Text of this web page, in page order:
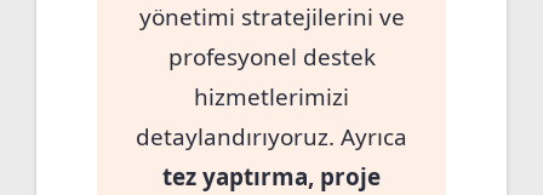
yönetimi stratejilerini ve
profesyonel destek
hizmetlerimizi
detaylandırıyoruz. Ayrıca
tez yaptırma, proje